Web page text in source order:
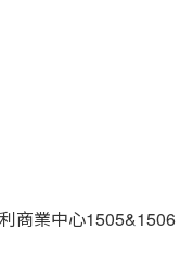
商業中心1505&1506